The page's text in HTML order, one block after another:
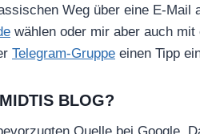
Weg über eine E-Mail
wählen oder mir aber auch mit
Telegram-Gruppe einen Tipp
BLOG?